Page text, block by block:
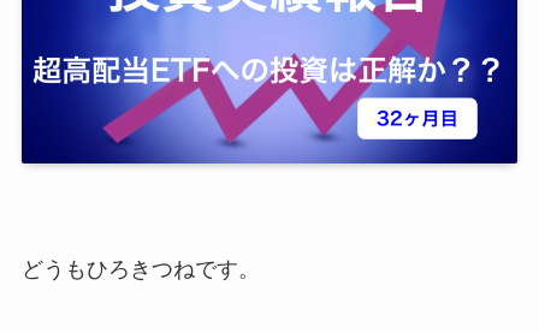
どうもひろきつねです。